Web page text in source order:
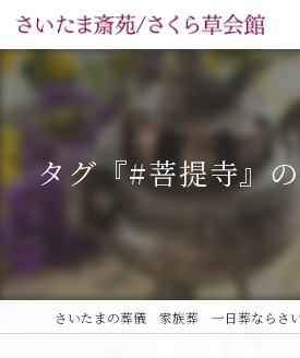
タグ『#菩提寺』